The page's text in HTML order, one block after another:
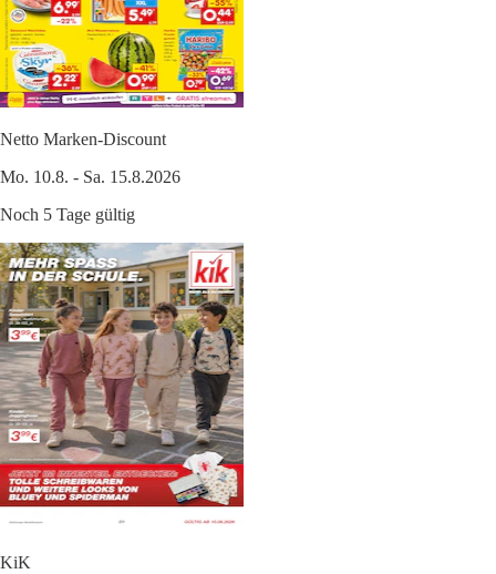
Netto Marken-Discount
Mo. 10.8. - Sa. 15.8.2026
Noch 5 Tage gültig
KiK